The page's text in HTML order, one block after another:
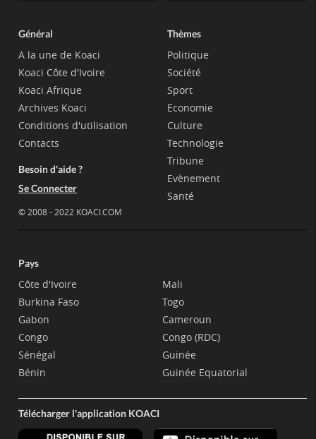
Général
A la une de Koaci
Koaci Côte d'Ivoire
Koaci Afrique
Archives Koaci
Conditions d'utilisation
Contacts
Besoin d'aide ?
Se Connecter
© 2008 - 2022 KOACI.COM
Thèmes
Politique
Société
Sport
Economie
Culture
Technologie
Tribune
Evènement
Santé
Pays
Côte d'Ivoire
Burkina Faso
Gabon
Congo
Sénégal
Bénin
Mali
Togo
Cameroun
Congo (RDC)
Guinée
Guinée Equatorial
Télécharger l'application KOACI